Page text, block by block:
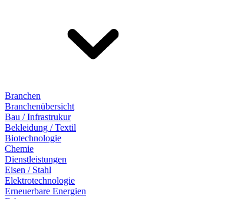
Branchen
Branchenübersicht
Bau / Infrastrukur
Bekleidung / Textil
Biotechnologie
Chemie
Dienstleistungen
Eisen / Stahl
Elektrotechnologie
Erneuerbare Energien